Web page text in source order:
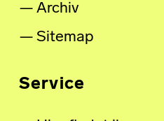
Archiv
Sitemap
Service